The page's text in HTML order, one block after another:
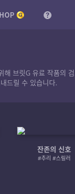
브릿G 유료 작품의
드릴 수 있습니다.
잔존의 신호
#추리 #스릴러